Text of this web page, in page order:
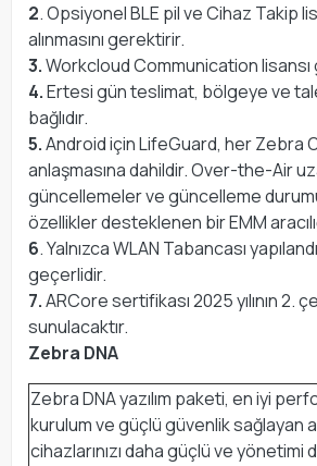
2. Opsiyonel BLE pil ve Cihaz Takip
alınmasını gerektirir.
3.Workcloud Communication
4.Ertesi gün teslimat, bölgeye ve
bağlıdır.
5.Android için LifeGuard, her Zebra
anlaşmasına dahildir. Over-the-Air
güncellemeler ve güncelleme
özellikler desteklenen bir EMM
6. Yalnızca WLAN Tabancası
geçerlidir.
7.ARCore sertifikası 2025 yılının 2.
sunulacaktır.
Zebra DNA
Zebra DNA yazılım paketi, en iyi
kurulum ve güçlü güvenlik sağlayan
cihazlarınızı daha güçlü ve yönetimi